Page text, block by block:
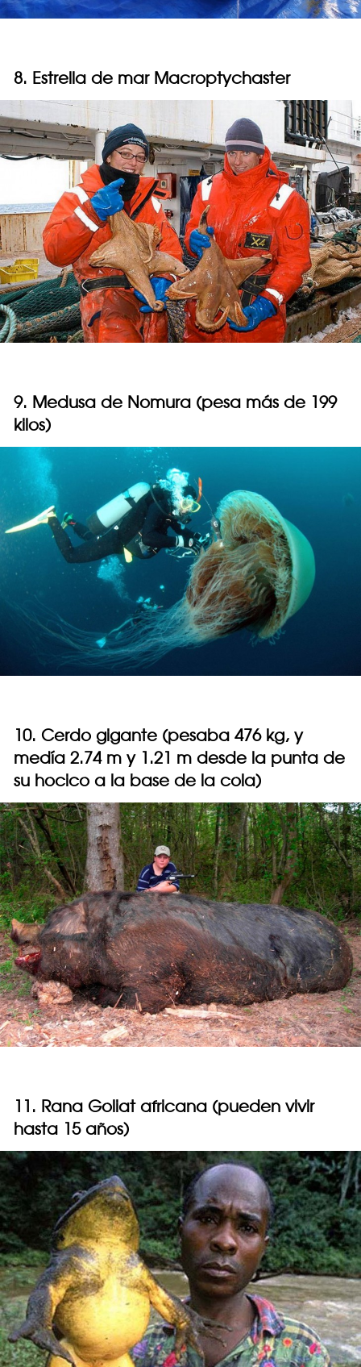
8. Estrella de mar Macroptychaster
9. Medusa de Nomura (pesa más de 199
kilos)
10. Cerdo gigante (pesaba 476 kg, y
medía 2.74 m y 1.21 m desde la punta de
su hocico a la base de la cola)
11. Rana Goliat africana (pueden vivir
hasta 15 años)